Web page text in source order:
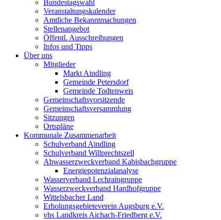
Bundestagswahl
Veranstaltungskalender
Amtliche Bekanntmachungen
Stellenangebot
Öffentl. Ausschreibungen
Infos und Tipps
Über uns
Mitglieder
Markt Aindling
Gemeinde Petersdorf
Gemeinde Todtenweis
Gemeinschaftsvorsitzende
Gemeinschaftsversammlung
Sitzungen
Ortspläne
Kommunale Zusammenarbeit
Schulverband Aindling
Schulverband Willprechtszell
Abwasserzweckverband Kabisbachgruppe
Energiepotenzialanalyse
Wasserverband Lechraingruppe
Wasserzweckverband Hardhofgruppe
Wittelsbacher Land
Erholungsgebieteverein Augsburg e.V.
vhs Landkreis Aichach-Friedberg e.V.